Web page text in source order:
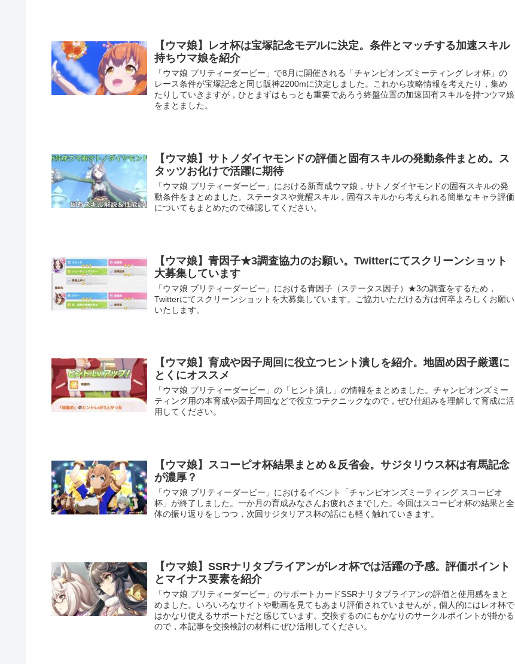
【ウマ娘】レオ杯は宝塚記念モデルに決定。条件とマッチする加速スキル
持ちウマ娘を紹介
「ウマ娘 プリティーダービー」で8月に開催される「チャンピオンズミーティング レオ杯」の
レース条件が宝塚記念と同じ阪神2200mに決定しました。これから攻略情報を考えたり，集め
たりしていきますが，ひとまずはもっとも重要であろう終盤位置の加速固有スキルを持つウマ娘
をまとました。
【ウマ娘】サトノダイヤモンドの評価と固有スキルの発動条件まとめ。ス
タッツお化けで活躍に期待
「ウマ娘 プリティーダービー」における新育成ウマ娘，サトノダイヤモンドの固有スキルの発
動条件をまとめました。ステータスや覚醒スキル，固有スキルから考えられる簡単なキャラ評価
についてもまとめたので確認してください。
【ウマ娘】青因子★3調査協力のお願い。Twitterにてスクリーンショット
大募集しています
「ウマ娘 プリティーダービー」における青因子（ステータス因子）★3の調査をするため，
Twitterにてスクリーンショットを大募集しています。ご協力いただける方は何卒よろしくお願い
いたします。
【ウマ娘】育成や因子周回に役立つヒント潰しを紹介。地固め因子厳選に
とくにオススメ
「ウマ娘 プリティーダービー」の「ヒント潰し」の情報をまとめました。チャンピオンズミー
ティング用の本育成や因子周回などで役立つテクニックなので，ぜひ仕組みを理解して育成に活
用してください。
【ウマ娘】スコーピオ杯結果まとめ＆反省会。サジタリウス杯は有馬記念
が濃厚？
「ウマ娘 プリティーダービー」におけるイベント「チャンピオンズミーティング スコーピオ
杯」が終了しました。一か月の育成みなさんお疲れさまでした。今回はスコーピオ杯の結果と全
体の振り返りをしつつ，次回サジタリアス杯の話にも軽く触れていきます。
【ウマ娘】SSRナリタブライアンがレオ杯では活躍の予感。評価ポイント
とマイナス要素を紹介
「ウマ娘 プリティーダービー」のサポートカードSSRナリタブライアンの評価と使用感をまと
めました。いろいろなサイトや動画を見てもあまり評価されていませんが，個人的にはレオ杯で
はかなり使えるサポートだと感じています。交換するのにもかなりのサークルポイントが掛かる
ので，本記事を交換検討の材料にぜひ活用してください。